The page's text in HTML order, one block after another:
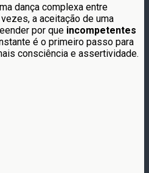
dança complexa entre
a aceitação de uma
por que incompetentes
é o primeiro passo para
consciência e assertividade.